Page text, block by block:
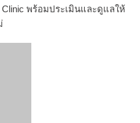
พร้อมประเมินและดูแลให้